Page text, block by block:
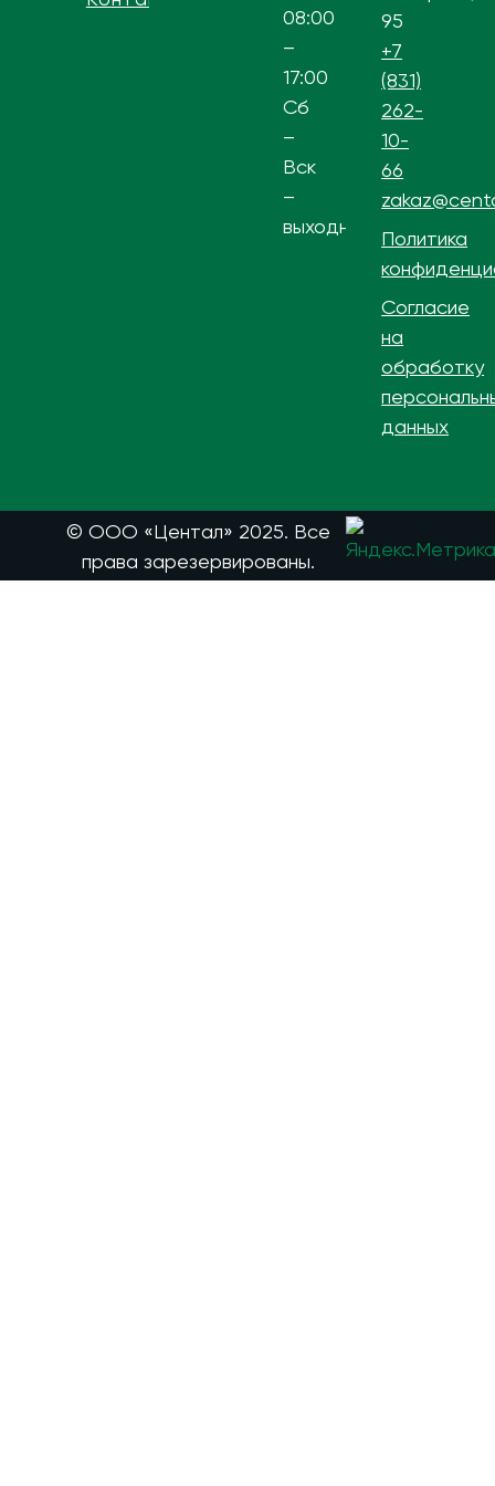
08:00
–
17:00
Сб
–
Вск
–
выходной
95
+7
(831)
262-
10-
66
Политика
Согласие
на
обработку
данных
© ООО «Центал» 2025. Все
права зарезервированы.